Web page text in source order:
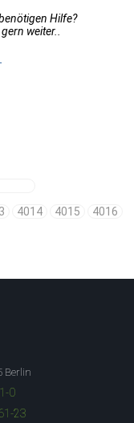
Hilfe?
weiter..
4014 4015
4016
Berlin
0
23